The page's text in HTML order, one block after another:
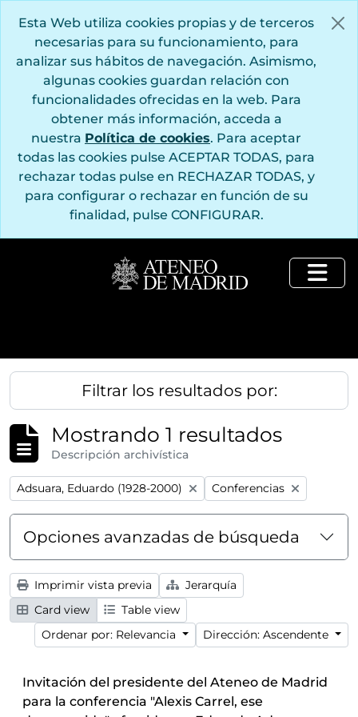
Esta Web utiliza cookies propias y de terceros
necesarias para su funcionamiento, para
analizar sus hábitos de navegación. Asimismo,
algunas cookies guardan relación con
funcionalidades ofrecidas en la web. Para
obtener más información, acceda a
nuestra Política de cookies. Para aceptar
todas las cookies pulse ACEPTAR TODAS, para
rechazar todas pulse en RECHAZAR TODAS, y
para configurar o rechazar en función de su
finalidad, pulse CONFIGURAR.
Filtrar los resultados por:
Mostrando 1 resultados
Descripción archivística
Remove filter:
Adsuara, Eduardo (1928-2000) Remove filter:
Conferencias
Opciones avanzadas de búsqueda
Imprimir vista previa
Jerarquía
Card view
Table view
Ordenar por: Relevancia
Dirección: Ascendente
Invitación del presidente del Ateneo de Madrid
para la conferencia "Alexis Carrel, ese